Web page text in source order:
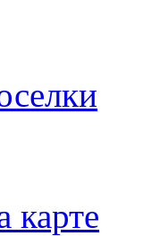
карте